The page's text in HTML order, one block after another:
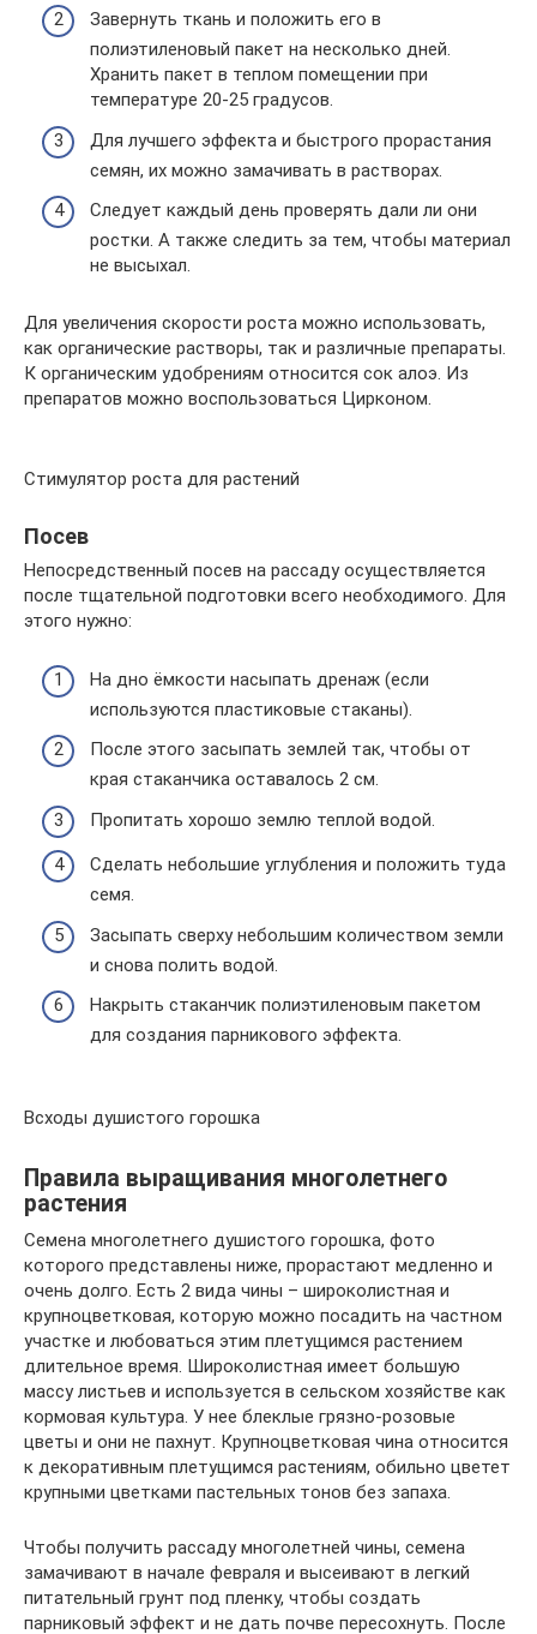
Завернуть ткань и положить его в
полиэтиленовый пакет на несколько дней.
Хранить пакет в теплом помещении при
температуре 20-25 градусов.
Для лучшего эффекта и быстрого прорастания
семян, их можно замачивать в растворах.
Следует каждый день проверять дали ли они
ростки. А также следить за тем, чтобы материал
не высыхал.
Для увеличения скорости роста можно использовать,
как органические растворы, так и различные препараты.
К органическим удобрениям относится сок алоэ. Из
препаратов можно воспользоваться Цирконом.
Стимулятор роста для растений
Посев
Непосредственный посев на рассаду осуществляется
после тщательной подготовки всего необходимого. Для
этого нужно:
На дно ёмкости насыпать дренаж (если
используются пластиковые стаканы).
После этого засыпать землей так, чтобы от
края стаканчика оставалось 2 см.
Пропитать хорошо землю теплой водой.
Сделать небольшие углубления и положить туда
семя.
Засыпать сверху небольшим количеством земли
и снова полить водой.
Накрыть стаканчик полиэтиленовым пакетом
для создания парникового эффекта.
Всходы душистого горошка
Правила выращивания многолетнего
растения
Семена многолетнего душистого горошка, фото
которого представлены ниже, прорастают медленно и
очень долго. Есть 2 вида чины – широколистная и
крупноцветковая, которую можно посадить на частном
участке и любоваться этим плетущимся растением
длительное время. Широколистная имеет большую
массу листьев и используется в сельском хозяйстве как
кормовая культура. У нее блеклые грязно-розовые
цветы и они не пахнут. Крупноцветковая чина относится
к декоративным плетущимся растениям, обильно цветет
крупными цветками пастельных тонов без запаха.
Чтобы получить рассаду многолетней чины, семена
замачивают в начале февраля и высеивают в легкий
питательный грунт под пленку, чтобы создать
парниковый эффект и не дать почве пересохнуть. После